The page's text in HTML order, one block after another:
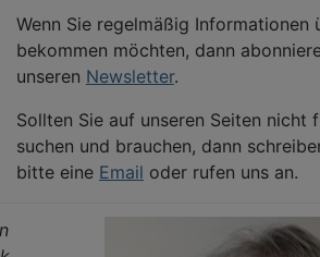
Wenn Sie regelmäßig Informationen
bekommen möchten, dann
unseren Newsletter.
Sollten Sie auf unseren Seiten nicht
suchen und brauchen, dann
bitte eine Email oder rufen uns an.